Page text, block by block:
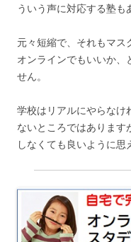
ういう声に対応する塾も
元々短縮で、それもマス
オンラインでもいいか、
せん。
学校はリアルにやらなけ
ないところではあります
しなくても良いように思